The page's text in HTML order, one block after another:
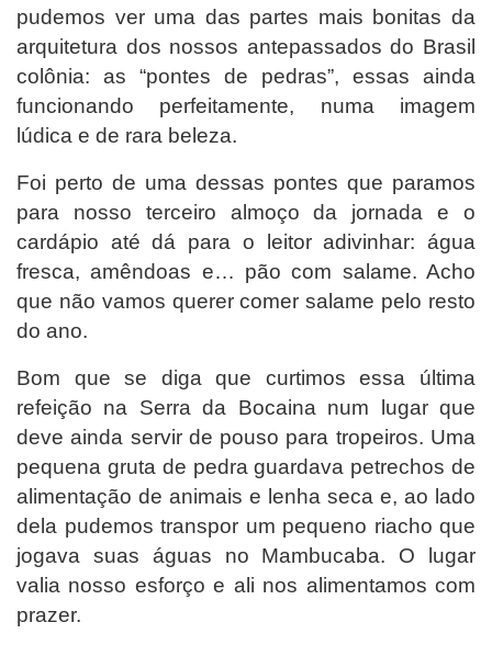
pudemos ver uma das partes mais bonitas da
arquitetura dos nossos antepassados do Brasil
colônia: as “pontes de pedras”, essas ainda
funcionando perfeitamente, numa imagem
lúdica e de rara beleza.
Foi perto de uma dessas pontes que paramos
para nosso terceiro almoço da jornada e o
cardápio até dá para o leitor adivinhar: água
fresca, amêndoas e… pão com salame. Acho
que não vamos querer comer salame pelo resto
do ano.
Bom que se diga que curtimos essa última
refeição na Serra da Bocaina num lugar que
deve ainda servir de pouso para tropeiros. Uma
pequena gruta de pedra guardava petrechos de
alimentação de animais e lenha seca e, ao lado
dela pudemos transpor um pequeno riacho que
jogava suas águas no Mambucaba. O lugar
valia nosso esforço e ali nos alimentamos com
prazer.